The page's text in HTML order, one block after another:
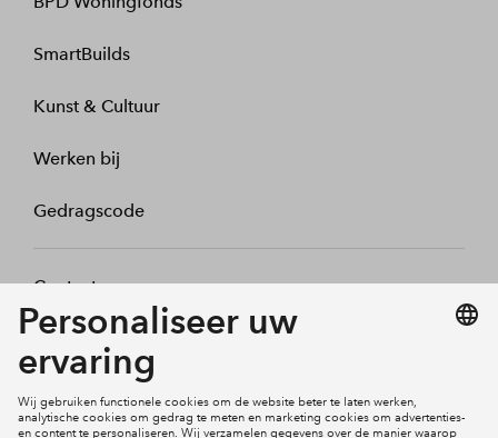
SmartBuilds
Kunst & Cultuur
Werken bij
Gedragscode
Contact
Mijn profiel